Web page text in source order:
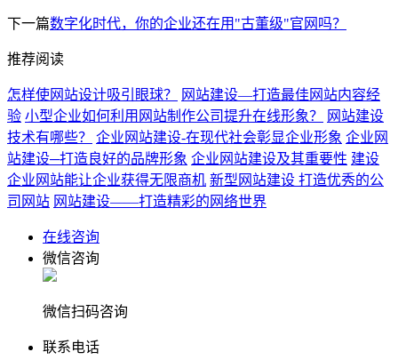
下一篇数字化时代，你的企业还在用"古董级"官网吗？
推荐阅读
怎样使网站设计吸引眼球？
网站建设—打造最佳网站内容经
验 小型企业如何利用网站制作公司提升在线形象？
网站建设
技术有哪些？
企业网站建设-在现代社会彰显企业形象 企业网
站建设─打造良好的品牌形象 企业网站建设及其重要性 建设
企业网站能让企业获得无限商机 新型网站建设 打造优秀的公
司网站 网站建设——打造精彩的网络世界
在线咨询
微信咨询
微信扫码咨询
联系电话